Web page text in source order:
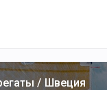
/Швеция